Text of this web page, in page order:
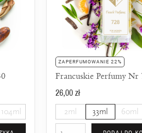
104ml
ZAPERFUMOWANIE 22%
Francuskie Perfumy Nr
26,00 zł
2ml 33ml 60ml